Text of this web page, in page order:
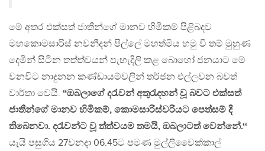
මේ අතර එක්සත් ජාතීන්ගේ මානව හිමිකම් පිළිබදව
මහකොමසාරිස් නවනීදන් පිල්ලේ මහත්මිය හමු වී තම් මුහුණ
දෙමින් සිටින තත්ත්වයන් පැහැදිලි කළ බොහෝ ජනයාට මේ
වනවිට නාදුනන කණ්ඩායම්වලින් තර්ජන එල්ලවන බවත්
වාර්තා වෙයි. “ඔබලාගේ දරැවන් අතුරැදහන් වූ බවට එක්සත්
ජාතීන්ගේ මානව හිමිකම්, කොමසාරිස්වරියට පෙත්සම් දී
තිබෙනවා. දරැවන්ට වූ ත්ත්වයම තමයි, ඔබලාටත් වෙන්නේ.‘‘
යැයි පසුගිය 27වනදා 06.45ට පමණ මුල්ලිවෛක්කාල්